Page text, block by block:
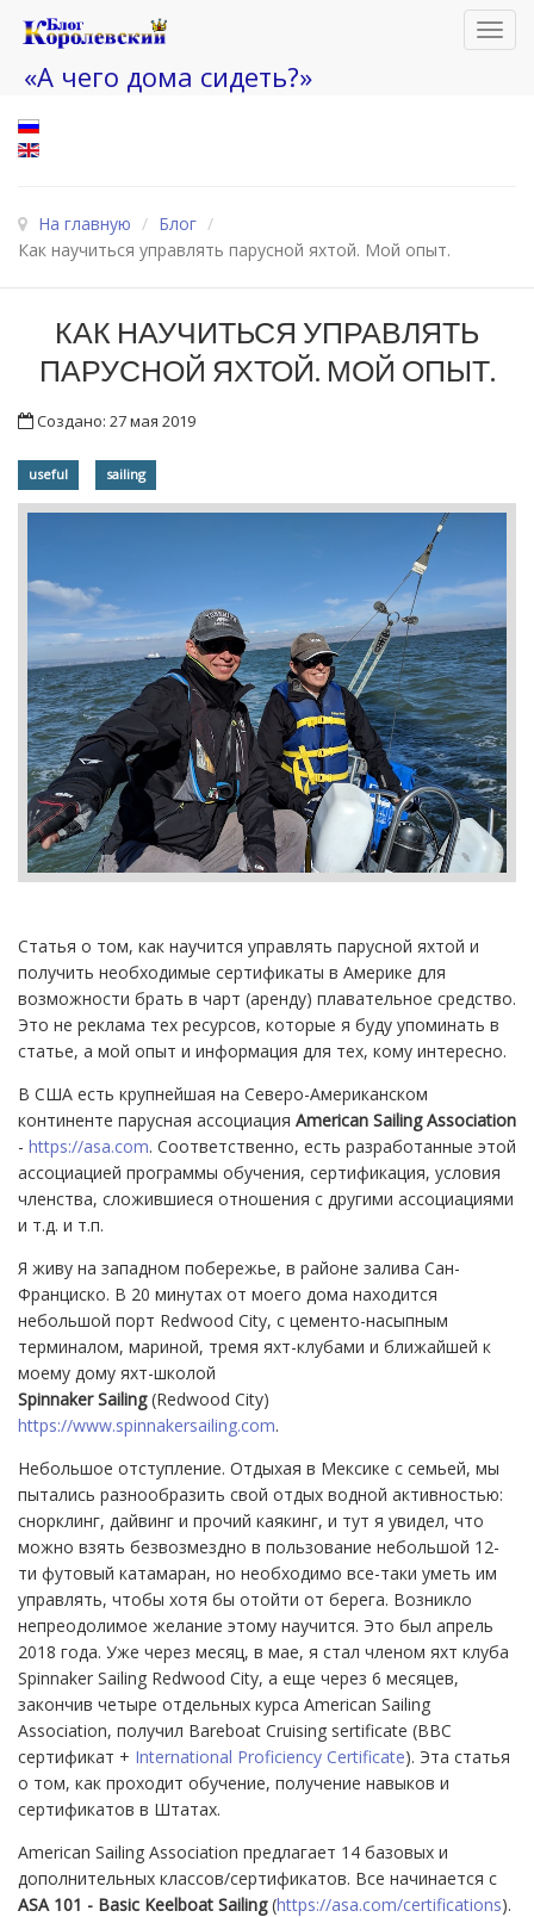
«А чего дома сидеть?»
На главную / Блог /
Как научиться управлять парусной яхтой. Мой опыт.
КАК НАУЧИТЬСЯ УПРАВЛЯТЬ
ПАРУСНОЙ ЯХТОЙ. МОЙ ОПЫТ.
Создано: 27 мая 2019
useful sailing
Статья о том, как научится управлять парусной яхтой и
получить необходимые сертификаты в Америке для
возможности брать в чарт (аренду) плавательное средство.
Это не реклама тех ресурсов, которые я буду упоминать в
статье, а мой опыт и информация для тех, кому интересно.
В США есть крупнейшая на Северо-Американском
континенте парусная ассоциация American Sailing Association
- https://asa.com. Соответственно, есть разработанные этой
ассоциацией программы обучения, сертификация, условия
членства, сложившиеся отношения с другими ассоциациями
и т.д. и т.п.
Я живу на западном побережье, в районе залива Сан-
Франциско. В 20 минутах от моего дома находится
небольшой порт Redwood City, с цементо-насыпным
терминалом, мариной, тремя яхт-клубами и ближайшей к
моему дому яхт-школой
Spinnaker Sailing(Redwood City)
https://www.spinnakersailing.com.
Небольшое отступление. Отдыхая в Мексике c семьей, мы
пытались разнообразить свой отдых водной активностью:
снорклинг, дайвинг и прочий каякинг, и тут я увидел, что
можно взять безвозмездно в пользование небольшой 12-
ти футовый катамаран, но необходимо все-таки уметь им
управлять, чтобы хотя бы отойти от берега. Возникло
непреодолимое желание этому научится. Это был апрель
2018 года. Уже через месяц, в мае, я стал членом яхт клуба
Spinnaker Sailing Redwood City, а еще через 6 месяцев,
закончив четыре отдельных курса American Sailing
Association, получил Bareboat Cruising sertificate (BBC
сертификат + International Proficiency Certificate). Эта статья
о том, как проходит обучение, получение навыков и
сертификатов в Штатах.
American Sailing Association предлагает 14 базовых и
дополнительных классов/сертификатов. Все начинается с
ASA 101 - Basic Keelboat Sailing(https://asa.com/certifications).